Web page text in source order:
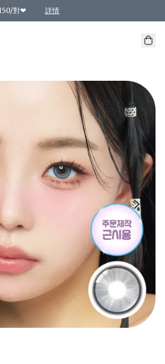
對❤ 詳情
❤︎數量有限 售完即止
$99✿數量有限 售完即止♫
；買4件或以上85 折；買6件或以上8 折
；買4件HKD 260.00
；買4件HKD 360.00
；買4件HKD 180.00
；買4件HKD 320.00
148.00
148.00
折；買4件或以上9 折；買6件或以上85 折；買8件
折HKD 16.00；買4件或以上減HKD 32.00；買6
折；買4件或以上9 折；買8件或以上85 折；買12
惠！（適用於 特定的送貨方式 )